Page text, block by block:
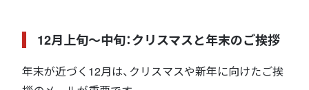
12月上旬〜中旬：クリスマスと年末のご挨拶
年末が近づく12月は、クリスマスや新年に向けたご挨